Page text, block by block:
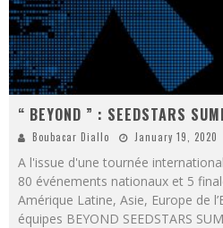
“ BEYOND ” : SEEDSTARS
Boubacar Diallo January 19, 2020
A l'issue d'une tournée
80 événements nationaux et 5
Amérique Latine, Asie, Europe de
équipes BEYOND SEEDSTARS